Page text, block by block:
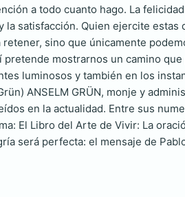
a todo cuanto hago. La
satisfacción. Quien ejercite estas
sino que únicamente
mostrarnos un camino que
luminosos y también en los
ANSELM GRÜN, monje y
en la actualidad. Entre sus
El Libro del Arte de Vivir: La
será perfecta: el mensaje de